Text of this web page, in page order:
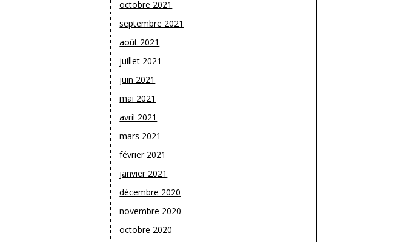
octobre 2021
septembre 2021
août 2021
juillet 2021
juin 2021
mai 2021
avril 2021
mars 2021
février 2021
janvier 2021
décembre 2020
novembre 2020
octobre 2020